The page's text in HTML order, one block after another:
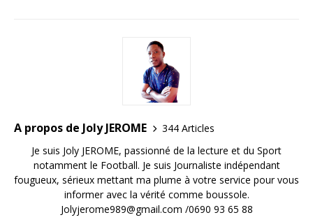
A propos de Joly JEROME
344 Articles
Je suis Joly JEROME, passionné de la lecture et du Sport
notamment le Football. Je suis Journaliste indépendant
fougueux, sérieux mettant ma plume à votre service pour vous
informer avec la vérité comme boussole.
Jolyjerome989@gmail.com /0690 93 65 88